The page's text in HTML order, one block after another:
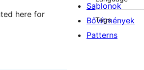
here for
Tags
Sablonok
Bővítmények
Patterns